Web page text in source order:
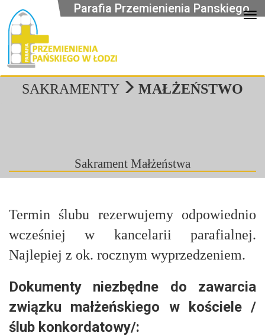
Parafia Przemienienia Panskiego
SAKRAMENTY MAŁŻEŃSTWO
Sakrament Małżeństwa
Termin ślubu rezerwujemy odpowiednio
wcześniej w kancelarii parafialnej.
Najlepiej z ok. rocznym wyprzedzeniem.
Dokumenty niezbędne do zawarcia
związku małżeńskiego w kościele /
ślub konkordatowy/: